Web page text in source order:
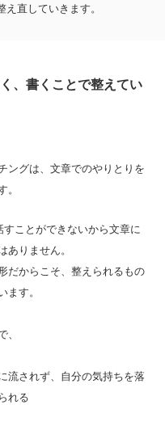
直していきます。
、書くことで整えてい
ングは、文章でのやりとりを
ことができないから文章に
ありません。
だからこそ、整えられるもの
す。
流されず、自分の気持ちを落
れる